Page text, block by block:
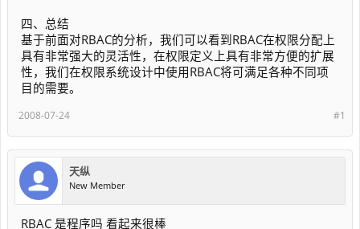
四、总结
基于前面对RBAC的分析，我们可以看到RBAC在权限分配上
具有非常强大的灵活性，在权限定义上具有非常方便的扩展
性，我们在权限系统设计中使用RBAC将可满足各种不同项
目的需要。
#1
2008-07-24
天纵
New Member
RBAC 是程序吗 看起来很棒